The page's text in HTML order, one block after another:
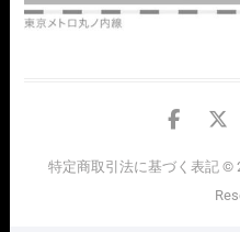
特定商取引法に基づく表記©